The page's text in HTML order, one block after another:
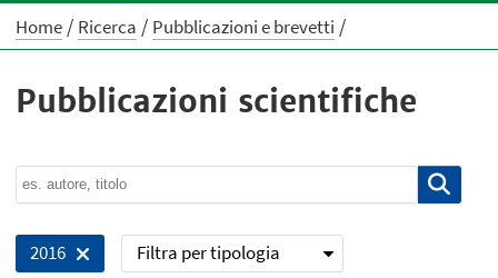
Home Ricerca Pubblicazioni e brevetti
Pubblicazioni scientifiche
2016 Filtra per tipologia